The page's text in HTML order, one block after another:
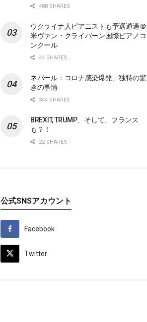
488 SHARES
ウクライナ人ピアニストも予選通過＠
米ヴァン・クライバーン国際ピアノコ
ンクール
44 SHARES
ネパール：コロナ感染爆発、独特の驚
きの事情
344 SHARES
BREXIT, TRUMP、そして、フランス
も？！
22 SHARES
公式SNSアカウント
Facebook
Twitter